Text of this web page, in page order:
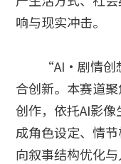
响与现实冲击。
“AI·剧情创想
合创新。本赛道
创作，依托AI影
成角色设定、情
向叙事结构优化与